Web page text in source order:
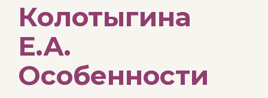
Колотыгина
Е.А.
Особенности